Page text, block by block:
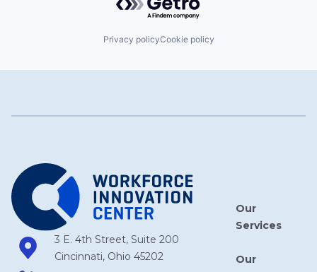
Privacy policyCookie policy
3 E. 4th Street, Suite 200
Cincinnati, Ohio 45202
Our
Services
Our